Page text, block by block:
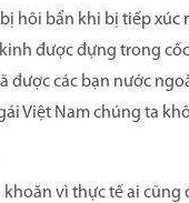
hôi bẩn khi bị tiếp xúc
được đựng trong
được các bạn nước
Việt Nam chúng ta
vì thực tế ai cũng